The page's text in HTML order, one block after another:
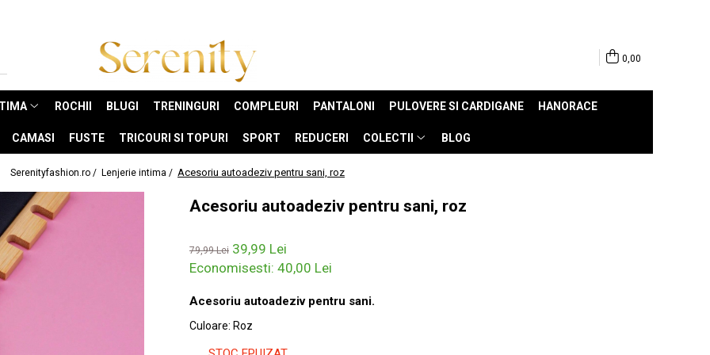
0,00
ROCHII BLUGI TRENINGURI COMPLEURI PANTALONI PULOVERE SI CARDIGANE HANORACE
CAMASI FUSTE TRICOURI SI TOPURI SPORT REDUCERI COLECTII BLOG
Serenityfashion.ro / Lenjerie intima / Acesoriu autoadeziv pentru sani, roz
Acesoriu autoadeziv pentru sani, roz
79,99 Lei 39,99 Lei
Economisesti: 40,00 Lei
Acesoriu autoadeziv pentru sani.
Culoare: Roz